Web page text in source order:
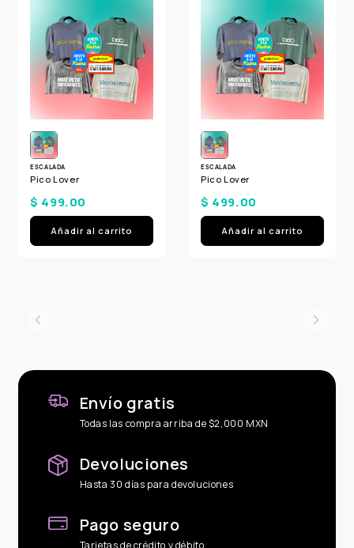
ESCALADA
Pico Lover
$ 499.00
Añadir al carrito
ESCALADA
Pico Lover
$ 499.00
Añadir al carrito
Envío gratis
Todas las compra arriba de $2,000 MXN
Devoluciones
Hasta 30 días para devoluciones
Pago seguro
la cantidad de meses
y confirma.
3 Paga mes a mes
con saldo disponible,
débito u otros medios.
Crédito sujeto a aprobación.
¿Tienes dudas? Consulta nuestra
Ayuda.